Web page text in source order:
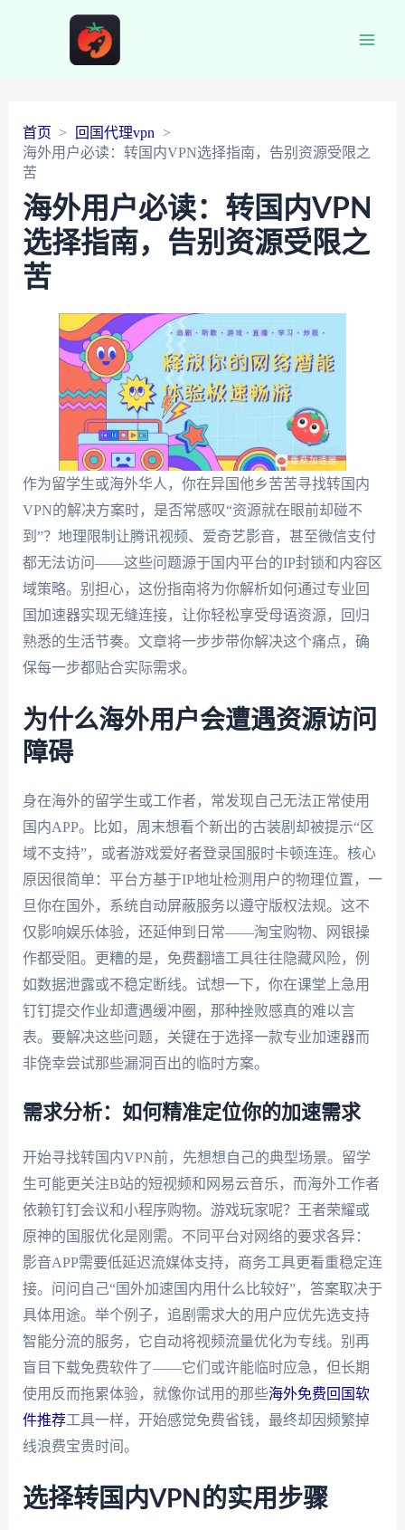
首页
回国代理vpn
海外用户必读：转国内VPN选择指南，告别资源受限之
苦
海外用户必读：转国内VPN
选择指南，告别资源受限之
苦
作为留学生或海外华人，你在异国他乡苦苦寻找转国内
VPN的解决方案时，是否常感叹“资源就在眼前却碰不
到”？地理限制让腾讯视频、爱奇艺影音，甚至微信支付
都无法访问——这些问题源于国内平台的IP封锁和内容区
域策略。别担心，这份指南将为你解析如何通过专业回
国加速器实现无缝连接，让你轻松享受母语资源，回归
熟悉的生活节奏。文章将一步步带你解决这个痛点，确
保每一步都贴合实际需求。
为什么海外用户会遭遇资源访问
障碍
身在海外的留学生或工作者，常发现自己无法正常使用
国内APP。比如，周末想看个新出的古装剧却被提示“区
域不支持”，或者游戏爱好者登录国服时卡顿连连。核心
原因很简单：平台方基于IP地址检测用户的物理位置，一
旦你在国外，系统自动屏蔽服务以遵守版权法规。这不
仅影响娱乐体验，还延伸到日常——淘宝购物、网银操
作都受阻。更糟的是，免费翻墙工具往往隐藏风险，例
如数据泄露或不稳定断线。试想一下，你在课堂上急用
钉钉提交作业却遭遇缓冲圈，那种挫败感真的难以言
表。要解决这些问题，关键在于选择一款专业加速器而
非侥幸尝试那些漏洞百出的临时方案。
需求分析：如何精准定位你的加速需求
开始寻找转国内VPN前，先想想自己的典型场景。留学
生可能更关注B站的短视频和网易云音乐，而海外工作者
依赖钉钉会议和小程序购物。游戏玩家呢？王者荣耀或
原神的国服优化是刚需。不同平台对网络的要求各异：
影音APP需要低延迟流媒体支持，商务工具更看重稳定连
接。问问自己“国外加速国内用什么比较好”，答案取决于
具体用途。举个例子，追剧需求大的用户应优先选支持
智能分流的服务，它自动将视频流量优化为专线。别再
盲目下载免费软件了——它们或许能临时应急，但长期
使用反而拖累体验，就像你试用的那些海外免费回国软
件推荐工具一样，开始感觉免费省钱，最终却因频繁掉
线浪费宝贵时间。
选择转国内VPN的实用步骤